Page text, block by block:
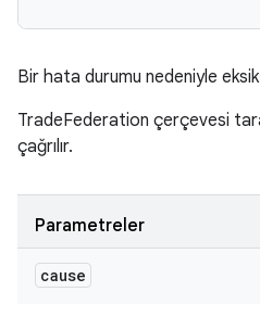
Bir hata durumu nedeniyle
TradeFederation çerçevesi
çağrılır.
Parametreler
cause